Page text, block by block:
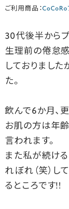
ご利用商品：CoCoRo
30代後半から
生理前の倦怠
しておりました
た。
飲んで6か月、
お肌の方は年
言われます。
また私が続け
れぼれ（笑）し
るところです!!